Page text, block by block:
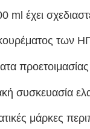
ml έχει
κουρέματος των
συσκευασία
μάρκες